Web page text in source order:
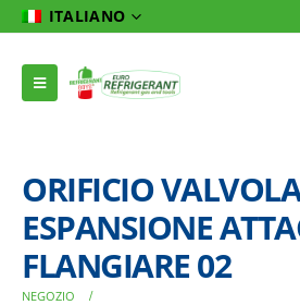
ITALIANO
ORIFICIO
ESPANSIONE
FLANGIARE 02
NEGOZIO